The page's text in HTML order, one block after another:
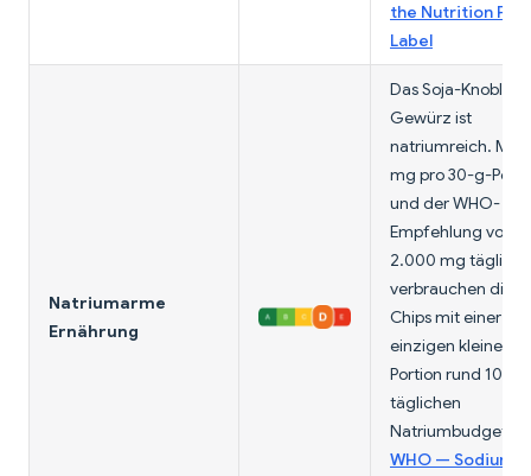
the Nutrition
Label
Natriumarme
Ernährung
Das Soja-
Gewürz ist
natriumreich. Mit
mg pro 30-g-
und der WHO-
Empfehlung von
2.000 mg täglich
verbrauchen diese
Chips mit einer
einzigen kleinen
Portion rund 10 %
täglichen
Natriumbudgets.
WHO — Sodium